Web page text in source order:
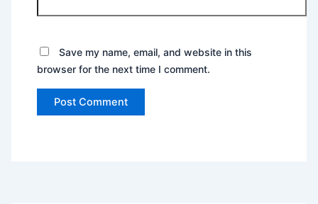
Save my name, email, and website in this
browser for the next time I comment.